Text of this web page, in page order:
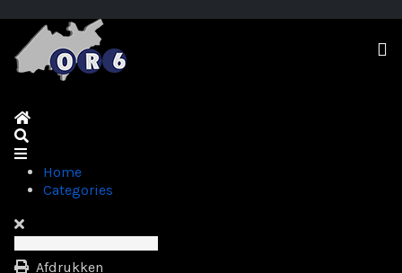
Home
Home
Categories
Afdrukken